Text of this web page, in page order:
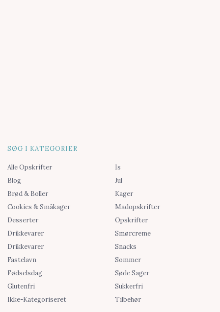
SØG I KATEGORIER
Alle Opskrifter
Blog
Brød & Boller
Cookies & Småkager
Desserter
Drikkevarer
Drikkevarer
Fastelavn
Fødselsdag
Glutenfri
Ikke-Kategoriseret
Is
Jul
Kager
Madopskrifter
Opskrifter
Smørcreme
Snacks
Sommer
Søde Sager
Sukkerfri
Tilbehør